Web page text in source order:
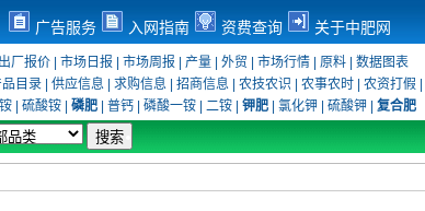
广告服务 入网指南 资费查询 关于中肥网
出厂报价| 市场日报 市场周报 产量| 外贸 市场行情| 原料| 数据图表
目录 供应信息 求购信息 招商信息 农技农识 农事农时 农资打假
硫酸铵 磷肥 普钙 磷酸一铵 二铵 钾肥 氯化钾 硫酸钾
复合肥